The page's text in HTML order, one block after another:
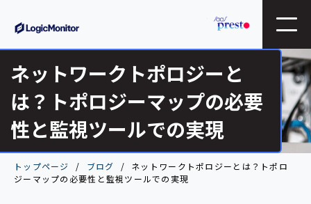
ネットワークトポロジーと
は？トポロジーマップの必要
性と監視ツールでの実現
トップページ ブログ
ネットワークトポロジーとは？トポロ
ジーマップの必要性と監視ツールでの実現